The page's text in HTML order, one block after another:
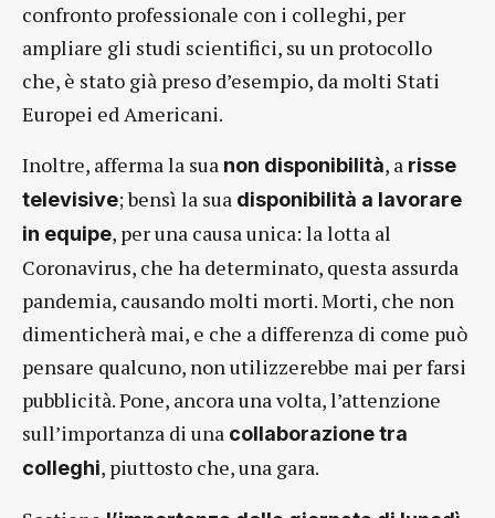
confronto professionale con i colleghi, per
ampliare gli studi scientifici, su un protocollo
che, è stato già preso d’esempio, da molti Stati
Europei ed Americani.
Inoltre, afferma la sua non disponibilità, a risse
televisive; bensì la sua disponibilità a lavorare
in equipe, per una causa unica: la lotta al
Coronavirus, che ha determinato, questa assurda
pandemia, causando molti morti. Morti, che non
dimenticherà mai, e che a differenza di come può
pensare qualcuno, non utilizzerebbe mai per farsi
pubblicità. Pone, ancora una volta, l’attenzione
sull’importanza di una collaborazione tra
colleghi, piuttosto che, una gara.